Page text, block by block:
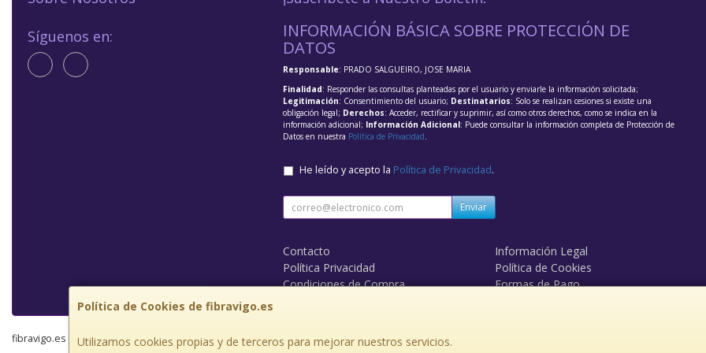
Política de Cookies de fibravigo.es
Utilizamos cookies propias y de terceros para mejorar nuestros servicios.
Síguenos en: INFORMACIÓN BÁSICA SOBRE PROTECCIÓN DE
DATOS
Responsable: PRADO SALGUEIRO, JOSE MARIA
Finalidad: Responder las consultas planteadas por el usuario y enviarle la información solicitada;
Legitimación: Consentimiento del usuario; Destinatarios: Solo se realizan cesiones si existe una
obligación legal; Derechos: Acceder, rectificar y suprimir, así como otros derechos, como se indica en la
información adicional; Información Adicional: Puede consultar la información completa de Protección de
Datos en nuestra Política de Privacidad.
He leído y acepto la Política de Privacidad.
Enviar
Contacto
Información Legal
Política Privacidad
Política de Cookies
Condiciones de Compra
Formas de Pago
fibravigo.es © 2026